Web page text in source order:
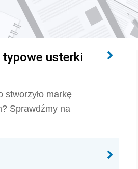
typowe usterki
markę
Sprawdźmy na